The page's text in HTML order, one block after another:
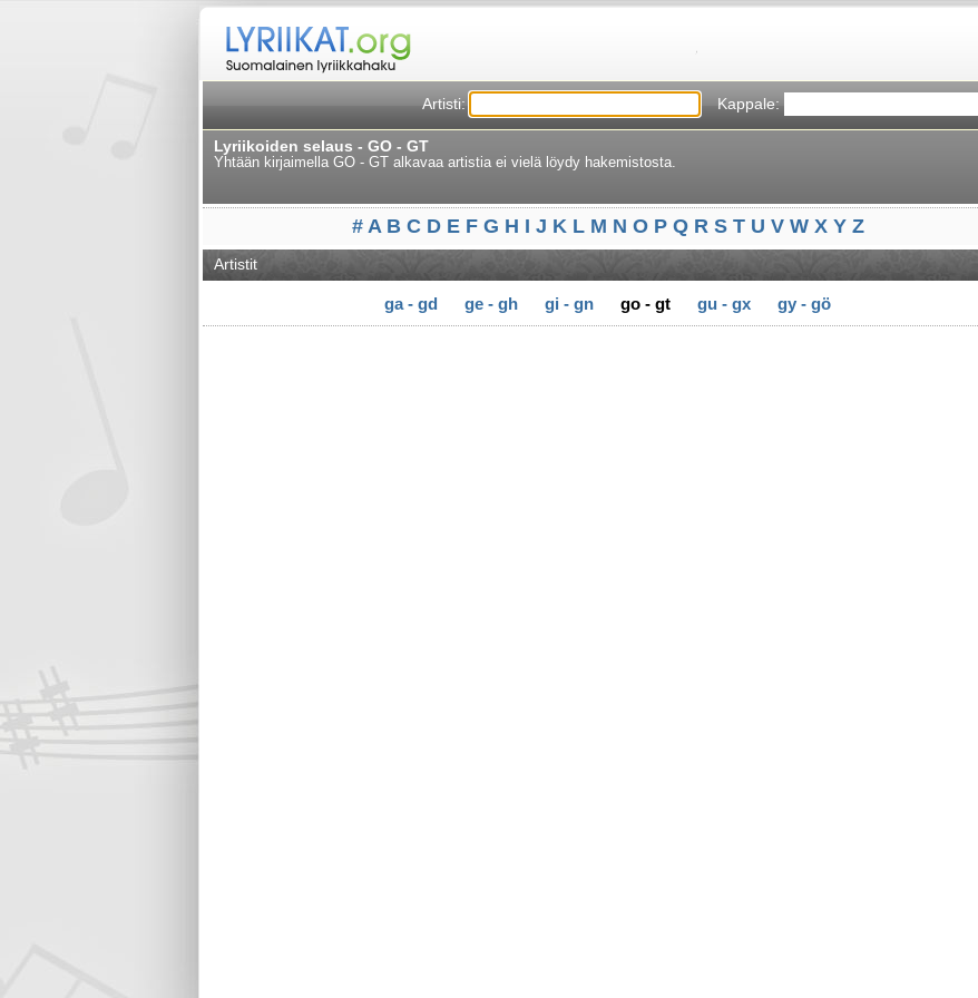
Artisti: Kappale:
Lyriikoiden selaus - GO - GT
Yhtään kirjaimella GO - GT alkavaa artistia ei vielä löydy hakemistosta.
# A B C D E F G H I J K L M N O P Q R S T U V W X Y Z
Artistit
ga - gd ge - gh gi - gn go - gt gu - gx gy - gö